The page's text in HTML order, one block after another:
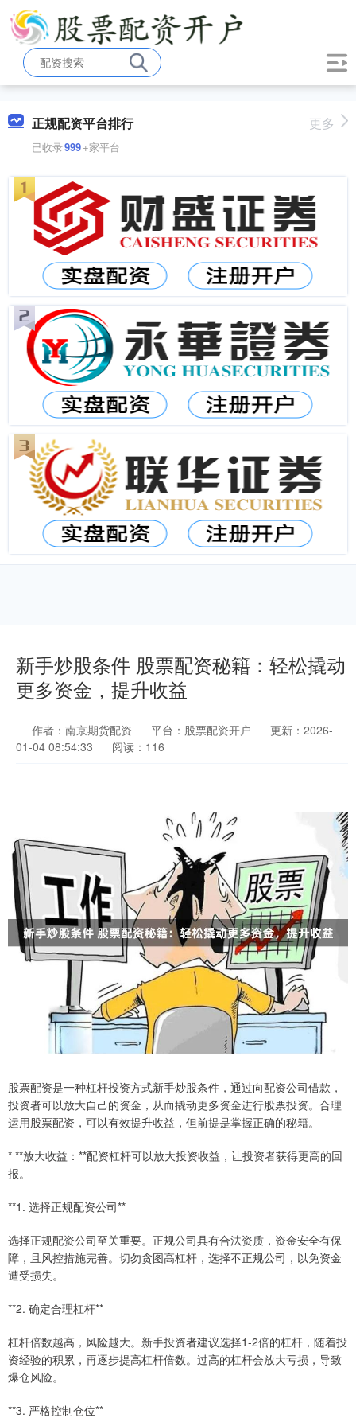
正规配资平台排行
已收录999+家平台
更多
新手炒股条件 股票配资秘籍：轻松撬动
更多资金，提升收益
作者：南京期货配资 平台：股票配资开户
更新：2026-
01-04 08:54:33
阅读：116
股票配资是一种杠杆投资方式新手炒股条件，通过向配资公司借款，
投资者可以放大自己的资金，从而撬动更多资金进行股票投资。合理
运用股票配资，可以有效提升收益，但前提是掌握正确的秘籍。
* **放大收益：**配资杠杆可以放大投资收益，让投资者获得更高的回
报。
**1. 选择正规配资公司**
选择正规配资公司至关重要。正规公司具有合法资质，资金安全有保
障，且风控措施完善。切勿贪图高杠杆，选择不正规公司，以免资金
遭受损失。
**2. 确定合理杠杆**
杠杆倍数越高，风险越大。新手投资者建议选择1-2倍的杠杆，随着投
资经验的积累，再逐步提高杠杆倍数。过高的杠杆会放大亏损，导致
爆仓风险。
**3. 严格控制仓位**